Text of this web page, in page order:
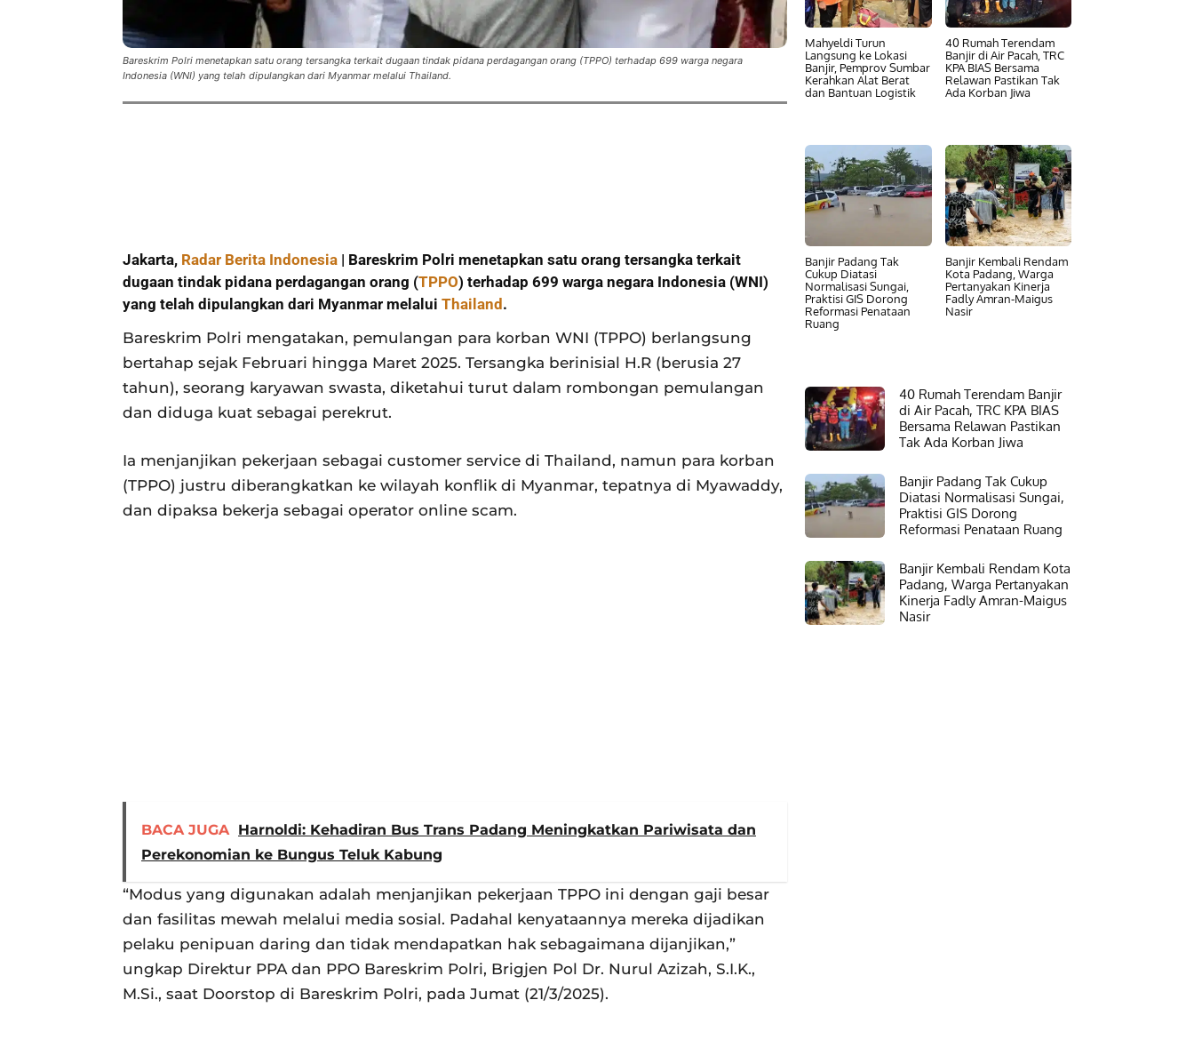
Bareskrim Polri menetapkan satu orang tersangka terkait dugaan tindak pidana perdagangan orang (TPPO) terhadap 699 warga negara
Indonesia (WNI) yang telah dipulangkan dari Myanmar melalui Thailand.
Jakarta, Radar Berita Indonesia | Bareskrim Polri menetapkan satu orang tersangka terkait
dugaan tindak pidana perdagangan orang (TPPO) terhadap 699 warga negara Indonesia (WNI)
yang telah dipulangkan dari Myanmar melalui Thailand .
Bareskrim Polri mengatakan, pemulangan para korban WNI (TPPO) berlangsung
bertahap sejak Februari hingga Maret 2025. Tersangka berinisial H.R (berusia 27
tahun), seorang karyawan swasta, diketahui turut dalam rombongan pemulangan
dan diduga kuat sebagai perekrut.
Ia menjanjikan pekerjaan sebagai customer service di Thailand, namun para korban
(TPPO) justru diberangkatkan ke wilayah konflik di Myanmar, tepatnya di Myawaddy,
dan dipaksa bekerja sebagai operator online scam.
BACA JUGA Harnoldi: Kehadiran Bus Trans Padang Meningkatkan Pariwisata dan
Perekonomian ke Bungus Teluk Kabung
“Modus yang digunakan adalah menjanjikan pekerjaan TPPO ini dengan gaji besar
dan fasilitas mewah melalui media sosial. Padahal kenyataannya mereka dijadikan
pelaku penipuan daring dan tidak mendapatkan hak sebagaimana dijanjikan,”
ungkap Direktur PPA dan PPO Bareskrim Polri, Brigjen Pol Dr. Nurul Azizah, S.I.K.,
M.Si., saat Doorstop di Bareskrim Polri, pada Jumat (21/3/2025).
Mahyeldi Turun
Langsung ke Lokasi
Banjir, Pemprov Sumbar
Kerahkan Alat Berat
dan Bantuan Logistik
40 Rumah Terendam
Banjir di Air Pacah, TRC
KPA BIAS Bersama
Relawan Pastikan Tak
Ada Korban Jiwa
Banjir Padang Tak
Cukup Diatasi
Normalisasi Sungai,
Praktisi GIS Dorong
Reformasi Penataan
Ruang
Banjir Kembali Rendam
Kota Padang, Warga
Pertanyakan Kinerja
Fadly Amran-Maigus
Nasir
40 Rumah Terendam Banjir
di Air Pacah, TRC KPA BIAS
Bersama Relawan Pastikan
Tak Ada Korban Jiwa
Banjir Padang Tak Cukup
Diatasi Normalisasi Sungai,
Praktisi GIS Dorong
Reformasi Penataan Ruang
Banjir Kembali Rendam Kota
Padang, Warga Pertanyakan
Kinerja Fadly Amran-Maigus
Nasir